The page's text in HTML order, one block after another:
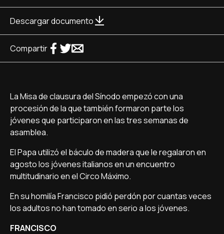
Descargar documento
Compartir
La Misa de clausura del Sínodo empezó con una
procesión de la que también formaron parte los
jóvenes que participaron en las tres semanas de
asamblea.
El Papa utilizó el báculo de madera que le regalaron en
agosto los jóvenes italianos en un encuentro
multitudinario en el Circo Máximo.
En su homilía Francisco pidió perdón por cuantas veces
los adultos no han tomado en serio a los jóvenes.
FRANCISCO